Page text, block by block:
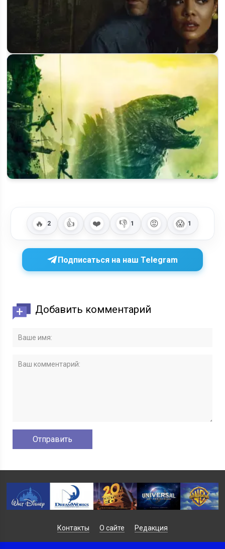
Когда выйдет 2 сезон «Его и её» на Netflix: будет ли
🔥 2 👍 ❤️ 👎 1 😡 😱 1
Подписаться на наш Telegram
Добавить комментарий
Контакты О сайте Редакция